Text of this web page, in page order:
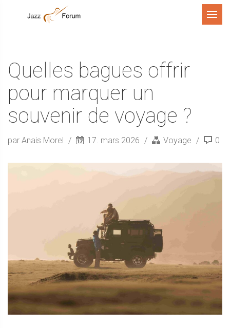
Menu
Quelles bagues offrir
pour marquer un
souvenir de voyage ?
par Anais Morel 17. mars 2026 Voyage 0